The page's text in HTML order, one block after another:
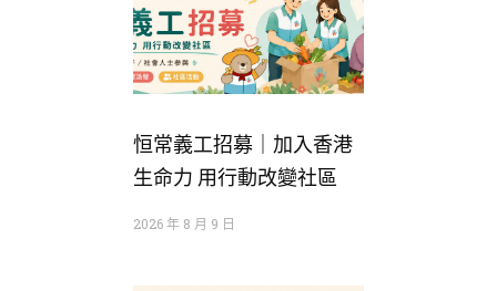
恒常義工招募｜加入香港
生命力 用行動改變社區
2026 年 8 月 9 日